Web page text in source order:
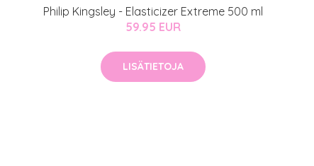
Philip Kingsley - Elasticizer Extreme 500 ml
59.95 EUR
LISÄTIETOJA